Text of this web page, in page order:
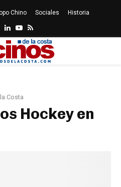
Chino Sociales Historia
Twitter
LinkedinYoutube
Rss
Costa
Hockey en